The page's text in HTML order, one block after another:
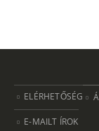
ELÉRHETŐSÉG
E-MAILT ÍROK